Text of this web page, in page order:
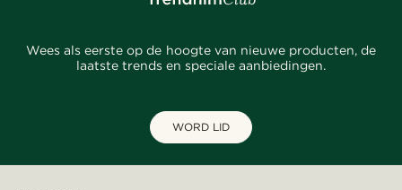
Wees als eerste op de hoogte van nieuwe producten, de
laatste trends en speciale aanbiedingen.
WORD LID